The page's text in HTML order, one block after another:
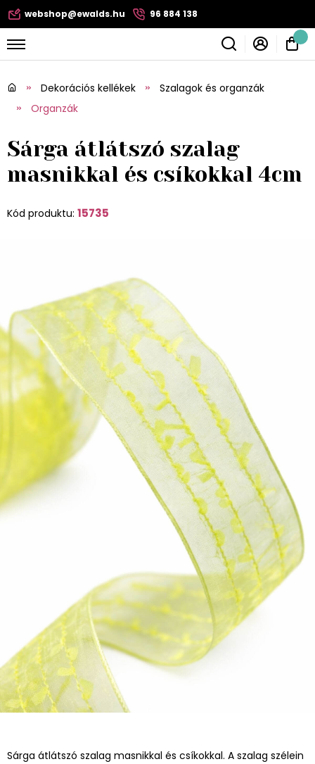
webshop@ewalds.hu 96 884 138
Dekorációs kellékek
Szalagok és organzák
Organzák
Sárga átlátszó szalag
masnikkal és csíkokkal 4cm
Kód produktu: 15735
Sárga átlátszó szalag masnikkal és csíkokkal. A szalag szélein